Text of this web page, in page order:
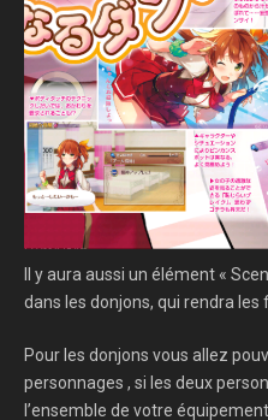
Il y aura aussi un élément «
dans les donjons, qui rendra
Pour les donjons vous allez
personnages , si les deux
l’ensemble de votre